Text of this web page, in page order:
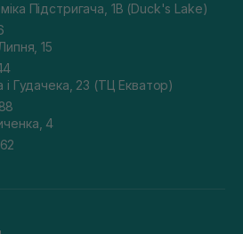
Підстригача, 1В (Duck's Lake)
15
і Гудачека, 23 (ТЦ Екватор)
4